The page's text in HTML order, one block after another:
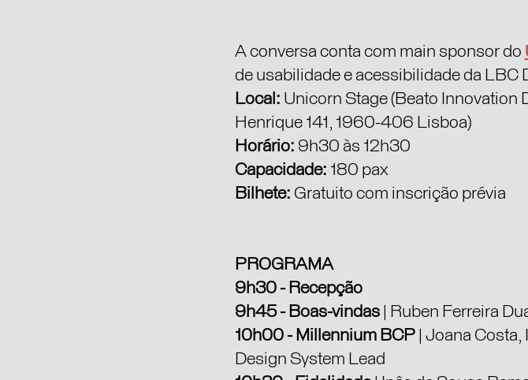
A conversa conta com main sponsor do
de usabilidade e acessibilidade da LBC
Local: Unicorn Stage (Beato Innovation
Henrique 141, 1960-406 Lisboa)
Horário: 9h30 às 12h30
Capacidade: 180 pax
Bilhete: Gratuito com inscrição prévia
PROGRAMA
9h30 - Recepção
9h45 - Boas-vindas| Ruben Ferreira
10h00 - Millennium BCP| Joana Costa,
Design System Lead